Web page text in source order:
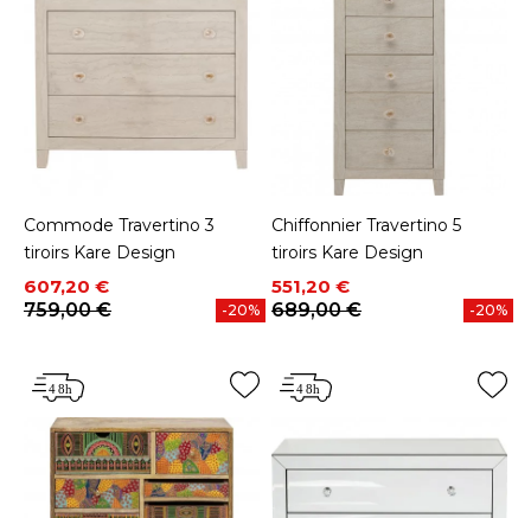
Commode Travertino 3
tiroirs Kare Design
Prix
607,20 €
Prix de base
759,00 €
-20%
Chiffonnier Travertino 5
tiroirs Kare Design
Prix
551,20 €
Prix de base
689,00 €
-20%